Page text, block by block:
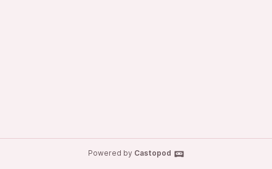
Powered by Castopod